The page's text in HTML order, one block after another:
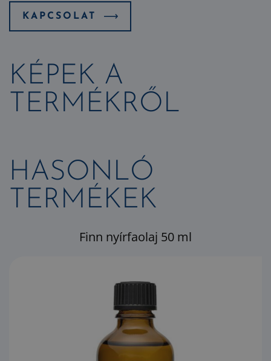
KAPCSOLAT
KÉPEK A
TERMÉKRŐL
HASONLÓ
TERMÉKEK
Finn nyírfaolaj 50 ml